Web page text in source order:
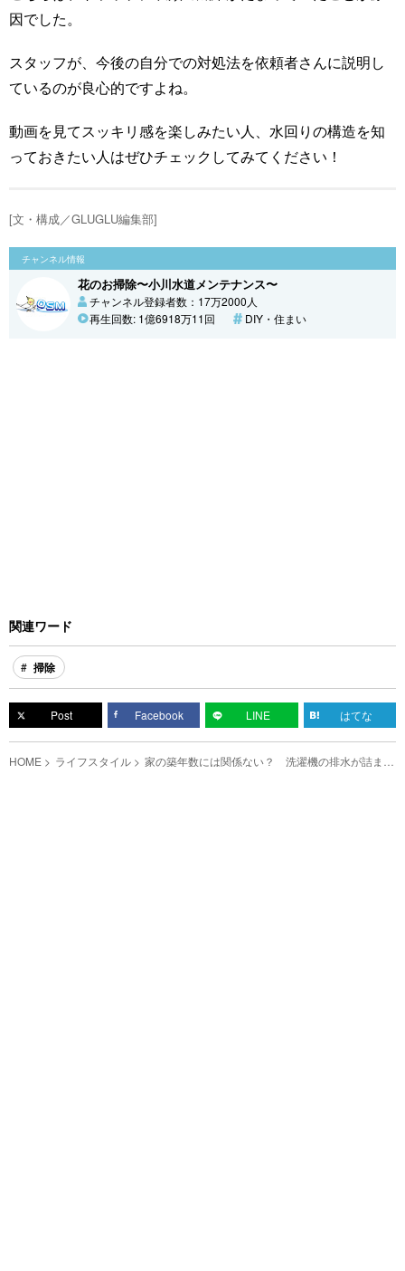
因でした。
スタッフが、今後の自分での対処法を依頼者さんに説明し
ているのが良心的ですよね。
動画を見てスッキリ感を楽しみたい人、水回りの構造を知
っておきたい人はぜひチェックしてみてください！
[文・構成／GLUGLU編集部]
チャンネル情報
花のお掃除〜小川水道メンテナンス〜
チャンネル登録者数：17万2000人
再生回数: 1億6918万11回
DIY・住まい
関連ワード
掃除
Post Facebook LINE はてな
HOME ライフスタイル 家の築年数には関係ない？ 洗濯機の排水が詰まっ
た時は、ここをチェック